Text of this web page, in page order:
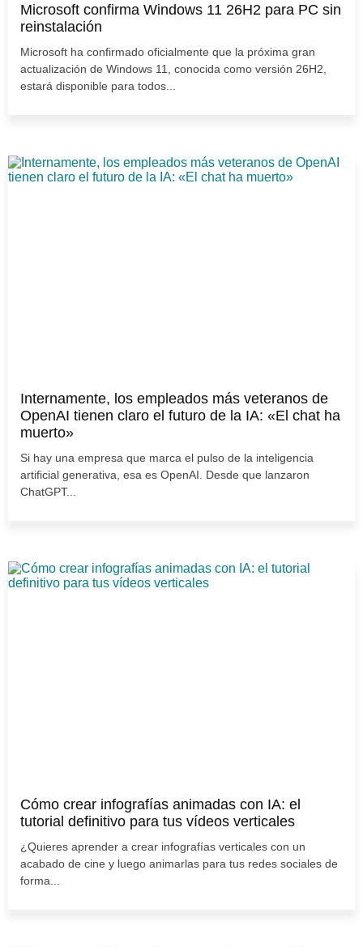
Microsoft confirma Windows 11 26H2 para PC sin
reinstalación
Microsoft ha confirmado oficialmente que la próxima gran
actualización de Windows 11, conocida como versión 26H2,
estará disponible para todos...
Internamente, los empleados más veteranos de
OpenAI tienen claro el futuro de la IA: «El chat ha
muerto»
Si hay una empresa que marca el pulso de la inteligencia
artificial generativa, esa es OpenAI. Desde que lanzaron
ChatGPT...
Cómo crear infografías animadas con IA: el
tutorial definitivo para tus vídeos verticales
¿Quieres aprender a crear infografías verticales con un
acabado de cine y luego animarlas para tus redes sociales de
forma...